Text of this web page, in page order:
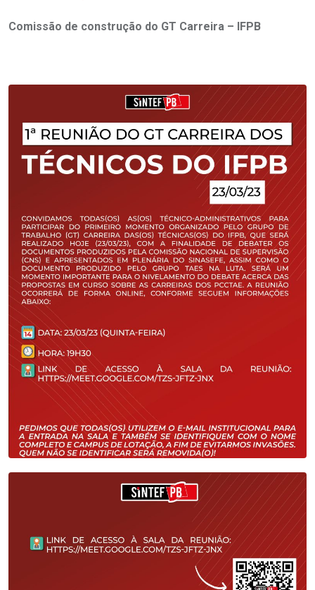
Comissão de construção do GT Carreira – IFPB